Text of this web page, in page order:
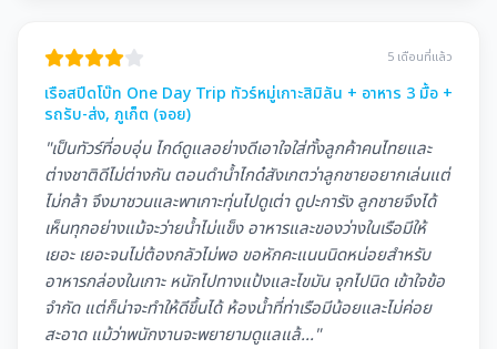
5 เดือนที่แล้ว
เรือสปีดโบ๊ท One Day Trip ทัวร์หมู่เกาะสิมิลัน + อาหาร 3 มื้อ +
รถรับ-ส่ง, ภูเก็ต (จอย)
"เป็นทัวร์ที่อบอุ่น ไกด์ดูแลอย่างดีเอาใจใส่ทั้งลูกค้าคนไทยและ
ต่างชาติดีไม่ต่างกัน ตอนดำนํ้าไกด๋สังเกตว่าลูกชายอยากเล่นแต่
ไม่กล้า จึงมาชวนและพาเกาะทุ่นไปดูเต่า ดูปะการัง ลูกชายจึงได้
เห็นทุกอย่างแม้จะว่ายนํ้าไม่แข็ง อาหารและของว่างในเรือมีให้
เยอะ เยอะจนไม่ต้องกลัวไม่พอ ขอหักคะแนนนิดหน่อยสำหรับ
อาหารกล่องในเกาะ หนักไปทางแป้งและไขมัน จุกไปนิด เข้าใจข้อ
จำกัด แต่ก็น่าจะทำให้ดีขึ้นได้ ห้องนํ้าที่ท่าเรือมีน้อยและไม่ค่อย
สะอาด แม้ว่าพนักงานจะพยายามดูแลแล้..."